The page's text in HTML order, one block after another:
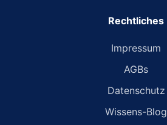
Rechtliches
Impressum
AGBs
Datenschutz
Wissens-Blog